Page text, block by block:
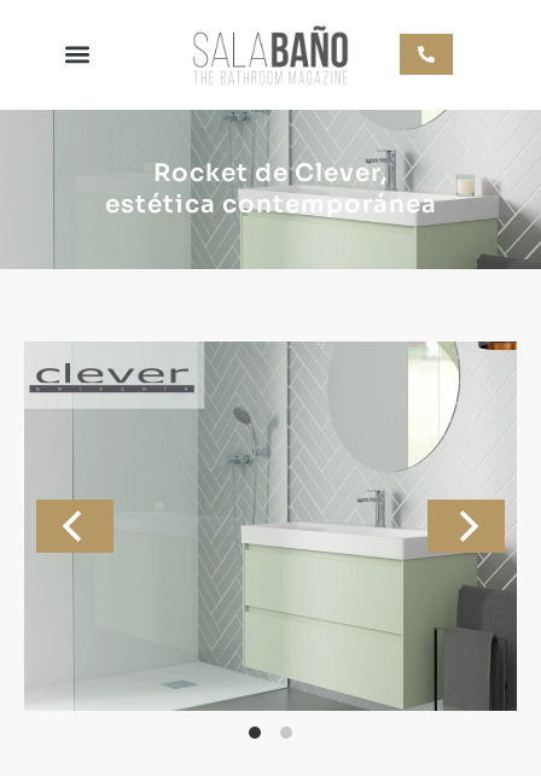
Rocket de Clever,
estética contemporánea